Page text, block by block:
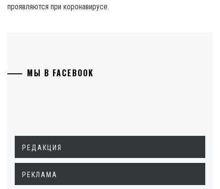
проявляются при коронавирусе.
МЫ В FACEBOOK
РЕДАКЦИЯ
РЕКЛАМА